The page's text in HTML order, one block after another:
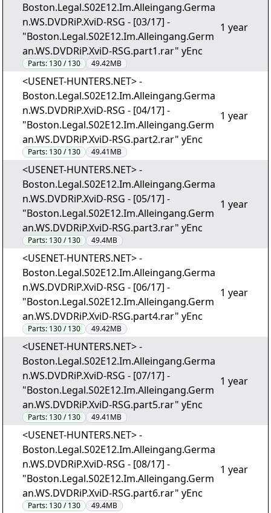
Boston.Legal.S02E12.Im.Alleingang.Germa
n.WS.DVDRiP.XviD-RSG - [03/17] -
"Boston.Legal.S02E12.Im.Alleingang.Germ
an.WS.DVDRiP.XviD-RSG.part1.rar" yEnc
Parts: 130 / 130 49.42MB
1 year
<USENET-HUNTERS.NET> -
Boston.Legal.S02E12.Im.Alleingang.Germa
n.WS.DVDRiP.XviD-RSG - [04/17] -
"Boston.Legal.S02E12.Im.Alleingang.Germ
an.WS.DVDRiP.XviD-RSG.part2.rar" yEnc
Parts: 130 / 130 49.41MB
1 year
<USENET-HUNTERS.NET> -
Boston.Legal.S02E12.Im.Alleingang.Germa
n.WS.DVDRiP.XviD-RSG - [05/17] -
"Boston.Legal.S02E12.Im.Alleingang.Germ
an.WS.DVDRiP.XviD-RSG.part3.rar" yEnc
Parts: 130 / 130 49.4MB
1 year
<USENET-HUNTERS.NET> -
Boston.Legal.S02E12.Im.Alleingang.Germa
n.WS.DVDRiP.XviD-RSG - [06/17] -
"Boston.Legal.S02E12.Im.Alleingang.Germ
an.WS.DVDRiP.XviD-RSG.part4.rar" yEnc
Parts: 130 / 130 49.42MB
1 year
<USENET-HUNTERS.NET> -
Boston.Legal.S02E12.Im.Alleingang.Germa
n.WS.DVDRiP.XviD-RSG - [07/17] -
"Boston.Legal.S02E12.Im.Alleingang.Germ
an.WS.DVDRiP.XviD-RSG.part5.rar" yEnc
Parts: 130 / 130 49.41MB
1 year
<USENET-HUNTERS.NET> -
Boston.Legal.S02E12.Im.Alleingang.Germa
n.WS.DVDRiP.XviD-RSG - [08/17] -
"Boston.Legal.S02E12.Im.Alleingang.Germ
an.WS.DVDRiP.XviD-RSG.part6.rar" yEnc
Parts: 130 / 130 49.4MB
1 year